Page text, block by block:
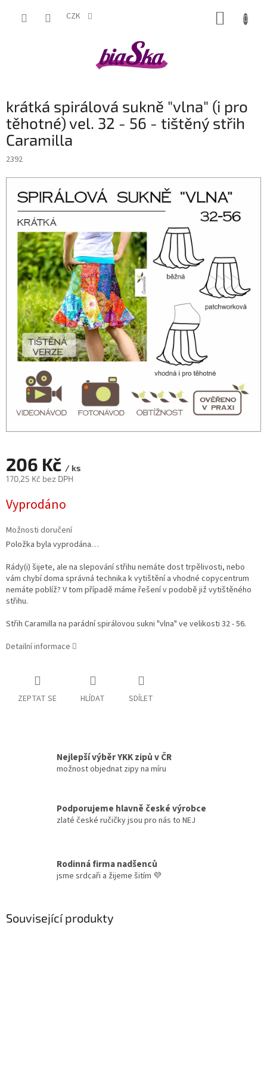
CZK
krátká spirálová sukně "vlna" (i pro
těhotné) vel. 32 - 56 - tištěný střih
Caramilla
2392
206 Kč / ks
170,25 Kč bez DPH
cena:
Vyprodáno
Možnosti doručení
Položka byla vyprodána…
Rády(i) šijete, ale na slepování střihu nemáte dost trpělivosti, nebo
vám chybí doma správná technika k vytištění a vhodné copycentrum
nemáte poblíž? V tom případě máme řešení v podobě již vytištěného
střihu.
Střih Caramilla na parádní spirálovou sukni "vlna" ve velikosti 32 - 56.
Detailní informace
ZEPTAT SE HLÍDAT SDÍLET
Nejlepší výběr YKK zipů v ČR
možnost objednat zipy na míru
Podporujeme hlavně české výrobce
zlaté české ručičky jsou pro nás to NEJ
Rodinná firma nadšenců
jsme srdcaři a žijeme šitím 💜
Související produkty